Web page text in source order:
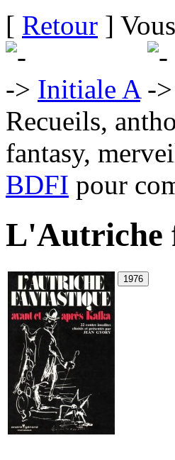
[ Retour ]
Initiale A
Recueils,
fantasy,
BDFI pour
L'Autriche